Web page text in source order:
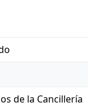
de la Cancillería